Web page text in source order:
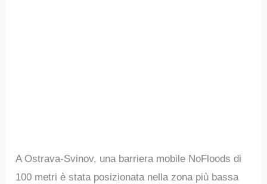
A Ostrava-Svinov, una barriera mobile NoFloods di
100 metri è stata posizionata nella zona più bassa